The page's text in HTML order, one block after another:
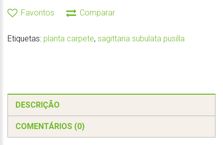
Favoritos Comparar
Etiquetas: planta carpete, sagittaria subulata pusilla
DESCRIÇÃO
COMENTÁRIOS (0)